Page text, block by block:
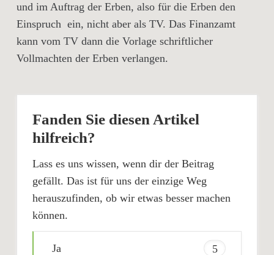
und im Auftrag der Erben, also für die Erben den
Einspruch ein, nicht aber als TV. Das Finanzamt
kann vom TV dann die Vorlage schriftlicher
Vollmachten der Erben verlangen.
Fanden Sie diesen Artikel
hilfreich?
Lass es uns wissen, wenn dir der Beitrag
gefällt. Das ist für uns der einzige Weg
herauszufinden, ob wir etwas besser machen
können.
Ja 5